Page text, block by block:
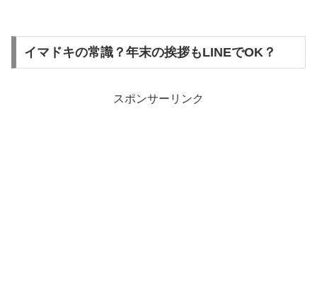
イマドキの常識？年末の挨拶もLINEでOK？
スポンサーリンク